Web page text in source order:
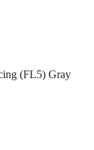
(FL5) Gray